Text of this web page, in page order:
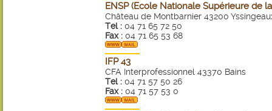
ENSP (Ecole Nationale Supérieure de
Château de Montbarnier 43200
Tel : 04 71 65 72 50
Fax : 04 71 65 53 68
IFP 43
CFA Interprofessionnel 43370 Bains
Tel : 04 71 57 50 26
Fax : 04 71 57 53 0